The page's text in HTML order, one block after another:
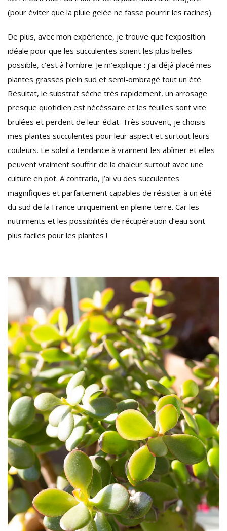
(pour éviter que la pluie gelée ne fasse pourrir les racines).
De plus, avec mon expérience, je trouve que l’exposition
idéale pour que les succulentes soient les plus belles
possible, c’est à l’ombre. Je m’explique : j’ai déjà placé mes
plantes grasses plein sud et semi-ombragé tout un été.
Résultat, le substrat sèche très rapidement, un arrosage
presque quotidien est nécéssaire et les feuilles sont vite
brulées et perdent de leur éclat. Très souvent, je choisis
mes plantes succulentes pour leur aspect et surtout leurs
couleurs. Le soleil a tendance à vraiment les abîmer et elles
peuvent vraiment souffrir de la chaleur surtout avec une
culture en pot. A contrario, j’ai vu des succulentes
magnifiques et parfaitement capables de résister à un été
du sud de la France uniquement en pleine terre. Car les
nutriments et les possibilités de récupération d’eau sont
plus faciles pour les plantes !